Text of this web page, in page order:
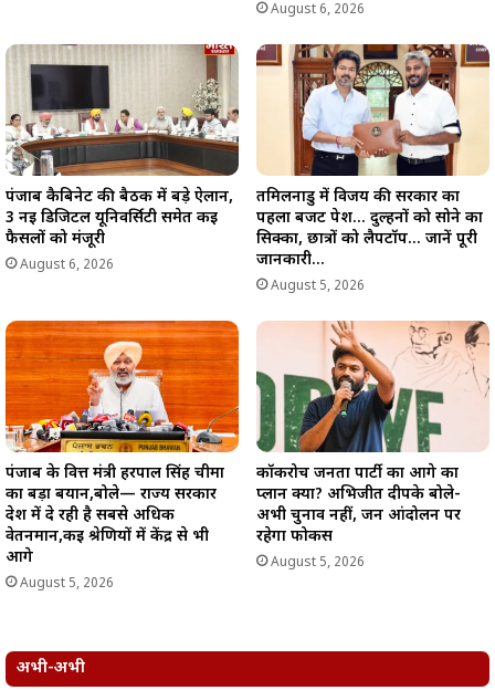
August 6, 2026
पंजाब कैबिनेट की बैठक में बड़े ऐलान,
3 नई डिजिटल यूनिवर्सिटी समेत कई
फैसलों को मंजूरी
August 6, 2026
तमिलनाडु में विजय की सरकार का
पहला बजट पेश… दुल्हनों को सोने का
सिक्का, छात्रों को लैपटॉप… जानें पूरी
जानकारी…
August 5, 2026
पंजाब के वित्त मंत्री हरपाल सिंह चीमा
का बड़ा बयान,बोले— राज्य सरकार
देश में दे रही है सबसे अधिक
वेतनमान,कई श्रेणियों में केंद्र से भी
आगे
August 5, 2026
कॉकरोच जनता पार्टी का आगे का
प्लान क्या? अभिजीत दीपके बोले-
अभी चुनाव नहीं, जन आंदोलन पर
रहेगा फोकस
August 5, 2026
अभी-अभी